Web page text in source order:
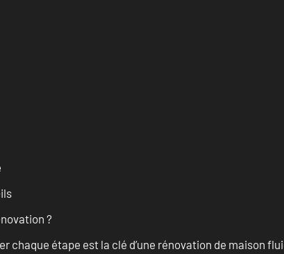
?
chaque étape est la clé d’une rénovation de maison